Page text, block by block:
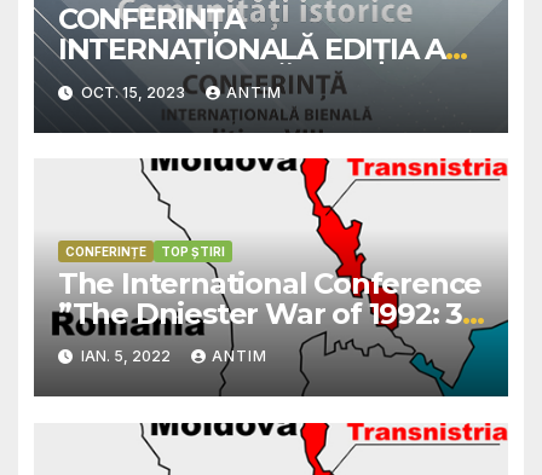
CONFERINȚA
INTERNAȚIONALĂ EDIȚIA A
VIII-a, „IDENTITĂȚILE
CHIȘINĂULUI: COMUNITĂȚI
ISTORICE”
OCT. 15, 2023 ANTIM
CONFERINȚE TOP ȘTIRI
The International Conference
”The Dniester War of 1992: 30
Years After…”, on March 4-5
2022
IAN. 5, 2022 ANTIM